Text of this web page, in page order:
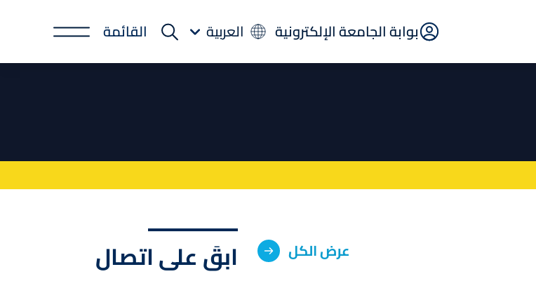
E-
Portal
بوابة الجامعة الإلكترونية العربية القائمة
عرض الكل
ابقَ على اتصال